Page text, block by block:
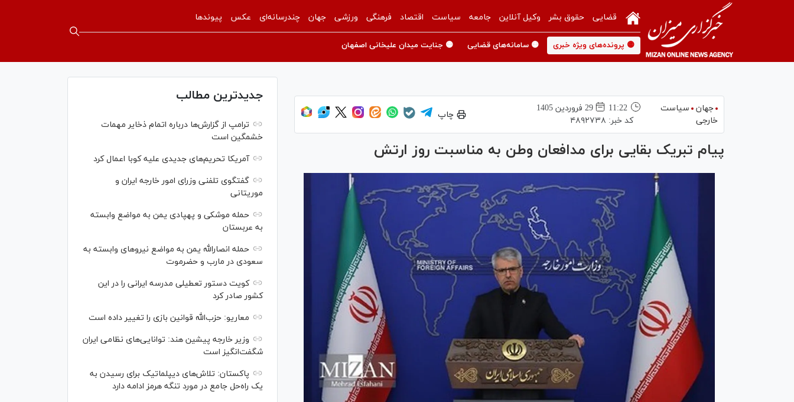
قضایی حقوق بشر وکیل آنلاین جامعه سیاست اقتصاد فرهنگی ورزشی جهان چندرسانه‌ای عکس پیوندها
🟡 پرونده‌های ویژه خبری 🟡 سامانه‌های قضایی 🟡 جنایت میدان علیخانی اصفهان
جهان
سیاست
خارجی
11:22
29 فروردين 1405
کد خبر: ۴۸۹۲۷۳۸
چاپ
پیام تبریک بقایی برای مدافعان وطن به مناسبت روز ارتش
جدیدترین مطالب
ترامپ از گزارش‌ها درباره اتمام ذخایر مهمات
خشمگین است
آمریکا تحریم‌های جدیدی علیه کوبا اعمال کرد
گفتگوی تلفنی وزرای امور خارجه ایران و
موریتانی
حمله موشکی و پهپادی یمن به مواضع وابسته
به عربستان
حمله انصارالله یمن به مواضع نیرو‌های وابسته به
سعودی در مارب و حضرموت
کویت دستور تعطیلی مدرسه ایرانی را در این
کشور صادر کرد
معاریو: حزب‌الله قوانین بازی را تغییر داده است
وزیر خارجه پیشین هند: توانایی‌های نظامی ایران
شگفت‌انگیز است
پاکستان: تلاش‌های دیپلماتیک برای رسیدن به
یک راه‌حل جامع در مورد تنگه هرمز ادامه دارد